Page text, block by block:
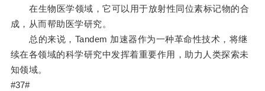
在生物医学领域，它可以用于放射性同位素标记物的合
成，从而帮助医学研究。
总的来说，Tandem 加速器作为一种革命性技术，将继
续在各领域的科学研究中发挥着重要作用，助力人类探索未
知领域。
#37#